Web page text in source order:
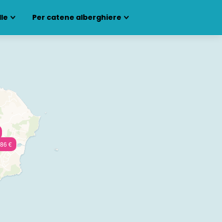
Per catene alberghiere
€